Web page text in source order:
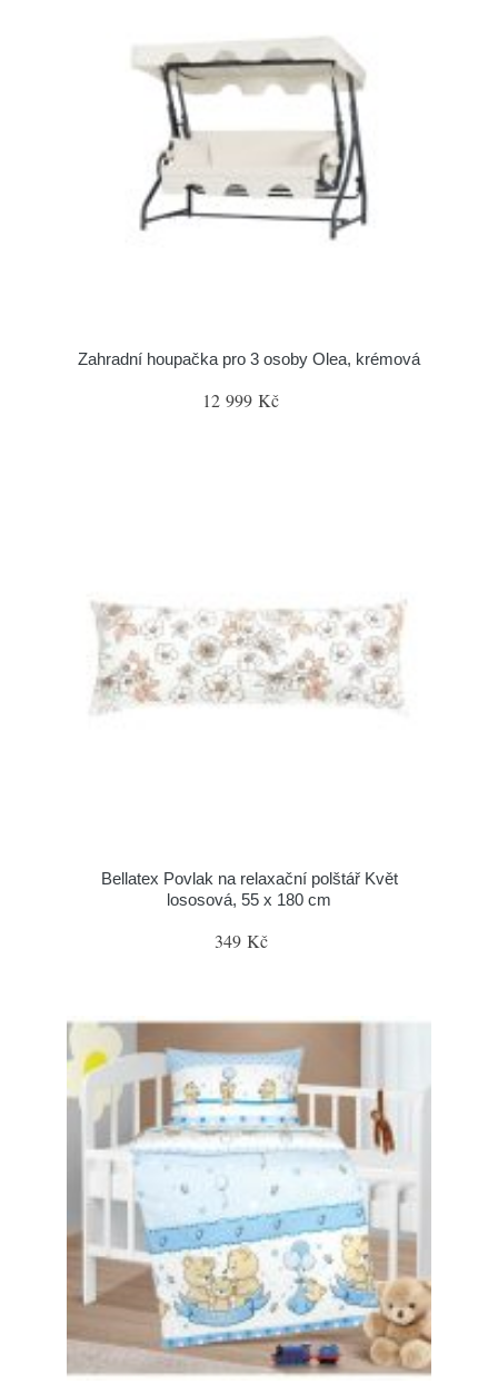
Zahradní houpačka pro 3 osoby Olea, krémová
12 999 Kč
Bellatex Povlak na relaxační polštář Květ
lososová, 55 x 180 cm
349 Kč